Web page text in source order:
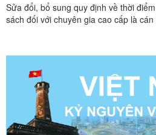
Sửa đổi, bổ sung quy định về thời
sách đối với chuyên gia cao cấp là
điểm lập hóa đơn từ 1/6Nghị định ...